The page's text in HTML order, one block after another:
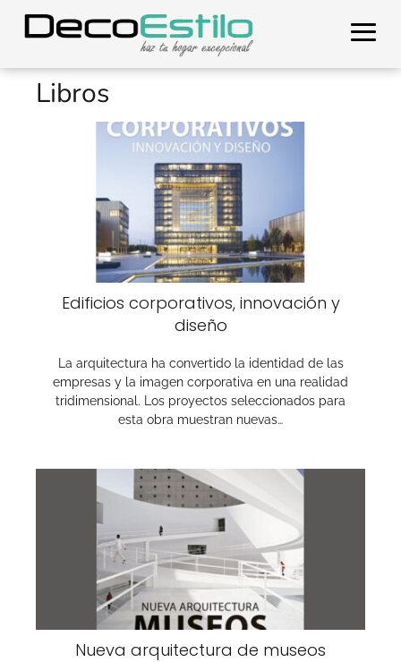
Libros
Edificios corporativos, innovación y
diseño
La arquitectura ha convertido la identidad de las
empresas y la imagen corporativa en una realidad
tridimensional. Los proyectos seleccionados para
esta obra muestran nuevas…
Nueva arquitectura de museos